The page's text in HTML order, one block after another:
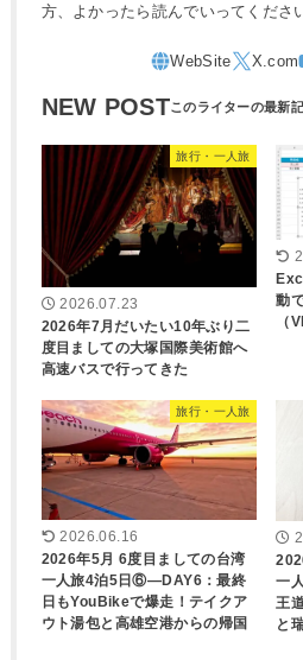
方、よかったら読んでいってくださ
NEW POST
旅行・一人旅
2026.07.23
2026年7月だいたい10年ぶり二
度目ましての大塚国際美術館へ
高速バスで行ってきた
動
（
旅行・一人旅
2026.06.16
2026年5月 6度目ましての台湾
一人旅4泊5日⑥―DAY6：最終
日もYouBikeで爆走！テイクア
ウト湯包と高雄空港からの帰国
一
王
と